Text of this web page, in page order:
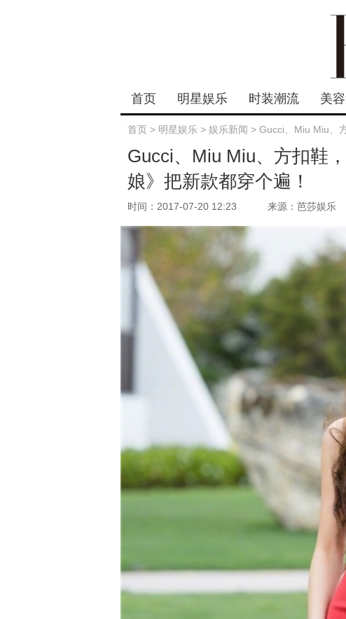
首页 明星娱乐 时装潮流 美
首页 > 明星娱乐 > 娱乐新闻 > Gucci、Miu Miu、
Gucci、Miu Miu、方扣鞋
娘》把新款都穿个遍！
时间：2017-07-20 12:23 来源：芭莎娱乐